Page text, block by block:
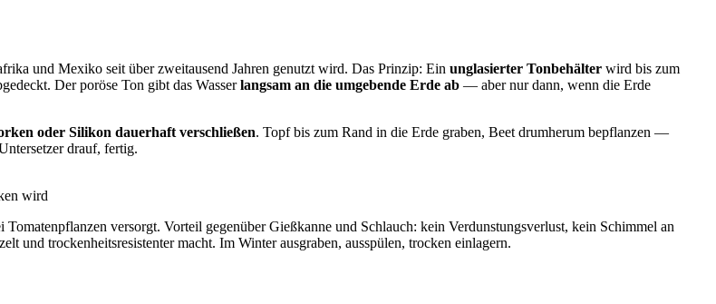
und Mexiko seit über zweitausend Jahren genutzt wird. Das Prinzip: Ein unglasierter Tonbehälter wird bis zum
Der poröse Ton gibt das Wasserlangsam an die umgebende Erde ab — aber nur dann, wenn die Erde
oder Silikon dauerhaft verschließen. Topf bis zum Rand in die Erde graben, Beet drumherum bepflanzen —
drauf, fertig.
wird
versorgt. Vorteil gegenüber Gießkanne und Schlauch: kein Verdunstungsverlust, kein Schimmel an
und trockenheitsresistenter macht. Im Winter ausgraben, ausspülen, trocken einlagern.